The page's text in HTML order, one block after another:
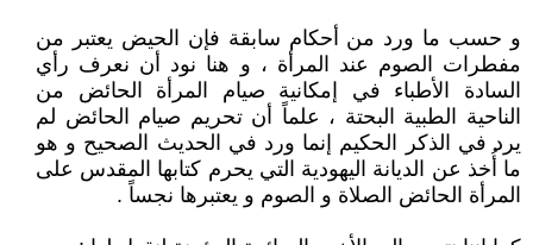
و حسب ما ورد من أحكام سابقة فإن الحيض يعتبر من
مفطرات الصوم عند المرأة ، و هنا نود أن نعرف رأي
السادة الأطباء في إمكانية صيام المرأة الحائض من
الناحية الطبية البحتة ، علماً أن تحريم صيام الحائض لم
يرد في الذكر الحكيم إنما ورد في الحديث الصحيح و هو
ما أُخذ عن الديانة اليهودية التي يحرم كتابها المقدس على
المرأة الحائض الصلاة و الصوم و يعتبرها نجساً .